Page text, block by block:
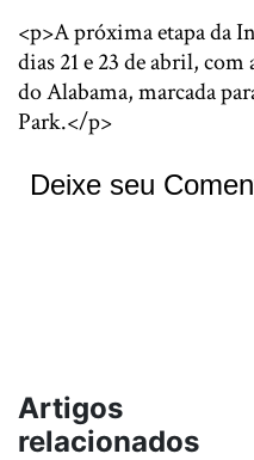
<p>A próxima etapa da
dias 21 e 23 de abril,
do Alabama, marcada
Park.</p>
Deixe seu
Artigos
relacionados